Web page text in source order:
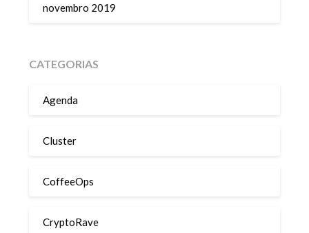
novembro 2019
CATEGORIAS
Agenda
Cluster
CoffeeOps
CryptoRave